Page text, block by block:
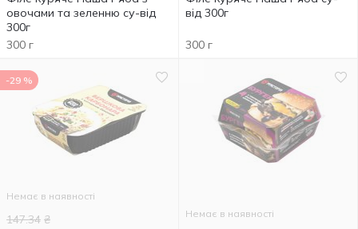
овочами та зеленню су-від
300г
300 г
від 300г
300 г
-29 %
Немає в наявності
147.34 ₴ Немає в наявності